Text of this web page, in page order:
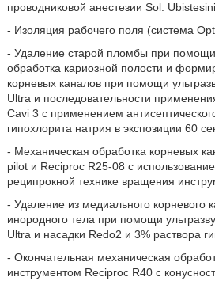
проводниковой анестезии Sol.
- Изоляция рабочего поля (система
- Удаление старой пломбы при
обработка кариозной полости и
корневых каналов при помощи
Ultra и последовательности
Cavi 3 с применением
гипохлорита натрия в экспозиции 60
- Механическая обработка корневых
pilot и Reciproc R25-08 с
реципрокной технике вращения
- Удаление из медиального корневого
инородного тела при помощи
Ultra и насадки Redo2 и 3% раствора
- Окончательная механическая
инструментом Reciproc R40 с